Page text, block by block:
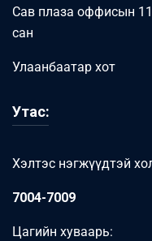
Сав плаза оффисын
сан
Улаанбаатар хот
Утас:
Хэлтэс нэгжүүдтэй
7004-7009
Цагийн хуваарь: